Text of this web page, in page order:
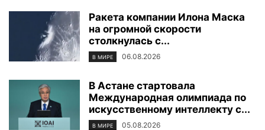
Ракета компании Илона Маска
на огромной скорости
столкнулась с...
В МИРЕ 06.08.2026
В Астане стартовала
Международная олимпиада по
искусственному интеллекту с...
В МИРЕ 05.08.2026